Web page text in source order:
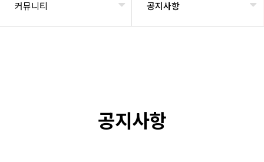
커뮤니티 공지사항
공지사항